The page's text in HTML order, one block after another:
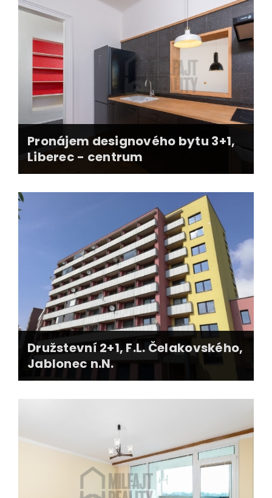
prodej za vyšší cenu než požadovala
prodávající
zajištění prodeje vč. převedení nájemní
smlouvy s nájemníkem
profesionální fotografie
předání nemovitosti
Pronájem designového bytu 3+1,
Liberec - centrum
nadstanadrní nabídka v centru města
stritkní podmínky pro hledaného nájemce
vyše nájemného odpovídající exkluzivitě bytu
pronajato do měsíce od počátku inzerce
Družstevní 2+1, F.L. Čelakovského,
Jablonec n.N.
příprava pokdladů k převodu
smluvní zajištění převodu
zajištění součinnosti družstevníků
převod současného nájemníka
předání nemovitosti